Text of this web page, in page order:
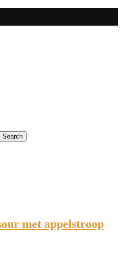
Search
met appelstroop